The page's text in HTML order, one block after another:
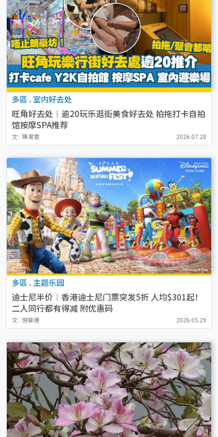
多區 . 室内好去处
旺角好去处︱逾20玩乐逛街美食好去处 拍拖打卡自拍
馆按摩SPA推荐
文 : 陳潔雯 2026.07.28
多區 . 主题乐园
迪士尼半价︱香港迪士尼门票突发5折 人均$301起！
二人同行都有得减 附优惠码
文 : 倪菲連 2026.05.29